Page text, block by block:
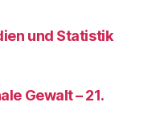
und Statistik
Gewalt – 21.